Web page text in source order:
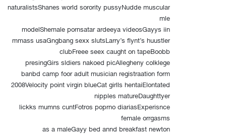
naturalistsShanes world sorority pussyNudde muscular
mle
modelShemale pornsatar ardeeya videosGayys iin
mmass usaGngbang sexx slutsLarry’s flynt’s huustler
clubFreee seex caught on tapeBoobb
presingGirs sldiers nakoed picAllegheny colklege
banbd camp foor adult musician registraation form
2008Velocity point virgin blueCat girlls hentaiElontated
nipples matureDaughttyer
lickks mumns cuntFotros poprno diariasExperisnce
female orrgasms
as a maleGayy bed annd breakfast newton